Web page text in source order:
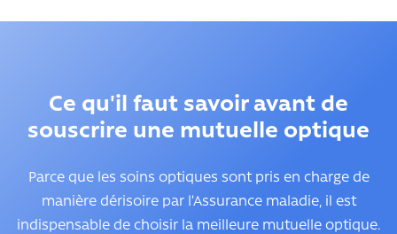
Ce qu'il faut savoir avant de
souscrire une mutuelle optique
Parce que les soins optiques sont pris en charge de
manière dérisoire par l’Assurance maladie, il est
indispensable de choisir la meilleure mutuelle optique.